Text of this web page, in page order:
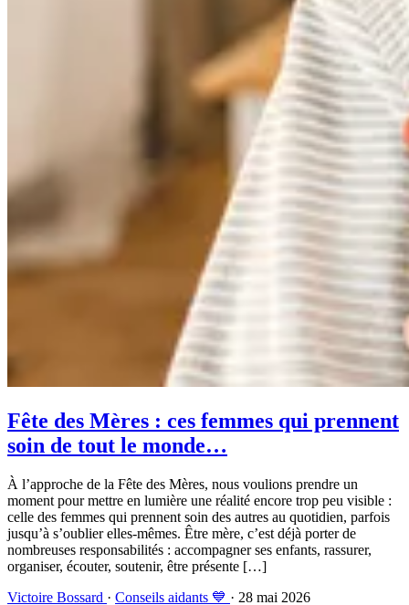
Fête des Mères : ces femmes qui prennent
soin de tout le monde…
À l’approche de la Fête des Mères, nous voulions prendre un
moment pour mettre en lumière une réalité encore trop peu visible :
celle des femmes qui prennent soin des autres au quotidien, parfois
jusqu’à s’oublier elles-mêmes. Être mère, c’est déjà porter de
nombreuses responsabilités : accompagner ses enfants, rassurer,
organiser, écouter, soutenir, être présente […]
Victoire Bossard · Conseils aidants 💙 · 28 mai 2026